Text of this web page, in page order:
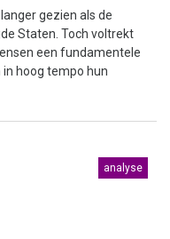
gezien als de
Staten. Toch voltrekt
een fundamentele
in hoog tempo hun
analyse